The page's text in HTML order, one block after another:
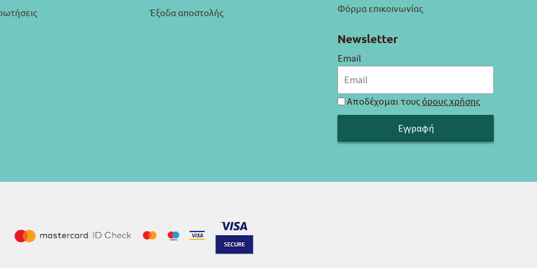
Έξοδα αποστολής
Φόρμα επικοινωνίας
Newsletter
Email
Αποδέχομαι τουςόρους χρήσης